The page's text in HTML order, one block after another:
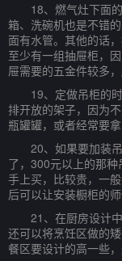
18、燃气灶下面的
箱、洗碗机也是不错
面有水管。其他的话
至少有一组抽屉柜，
屉需要的五金件较多
19、定做吊柜的时
排开放的架子，因为
瓶罐罐，或者经常要
20、如果要加装吊
了，300元以上的那
手上买，比较贵，一
后可以让安装橱柜的师
21、在厨房设计中
还可以将烹饪区做的
餐区要设计的高一些